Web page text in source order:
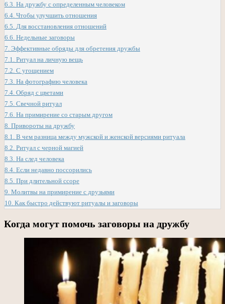
6.3. На дружбу с определенным человеком
6.4. Чтобы улучшить отношения
6.5. Для восстановления отношений
6.6. Недельные заговоры
7. Эффективные обряды для обретения дружбы
7.1. Ритуал на личную вещь
7.2. С угощением
7.3. На фотографию человека
7.4. Обряд с цветами
7.5. Свечной ритуал
7.6. На примирение со старым другом
8. Привороты на дружбу
8.1. В чем разница между мужской и женской версиями ритуала
8.2. Ритуал с черной магией
8.3. На след человека
8.4. Если недавно поссорились
8.5. При длительной ссоре
9. Молитвы на примирение с друзьями
10. Как быстро действуют ритуалы и заговоры
Когда могут помочь заговоры на дружбу